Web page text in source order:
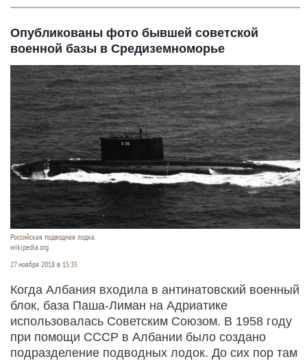
Опубликованы фото бывшей советской
военной базы в Средиземноморье
Российская подводная лодка.
wikipedia.org
27 ноября 2018 в 15:35
Когда Албания входила в антинатовский военный
блок, база Паша-Лиман на Адриатике
использовалась Советским Союзом. В 1958 году
при помощи СССР в Албании было создано
подразделение подводных лодок. До сих пор там